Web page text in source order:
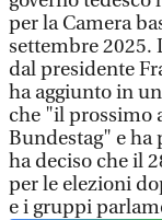
per la Camera
settembre 2025.
dal presidente
ha aggiunto in
che "il prossimo
Bundestag" e ha
ha deciso che il
per le elezioni
e i gruppi